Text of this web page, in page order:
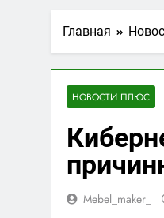
Главная
НОВОСТИ ПЛЮС
Mebel_maker_